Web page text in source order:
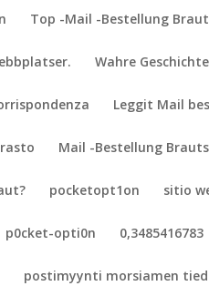
Top -Mail -Bestellung
Wahre
Leggit Mail
Mail -Bestellung
pocketopt1on sitio
p0cket-opti0n 0,3485416783
postimyynti morsiamen